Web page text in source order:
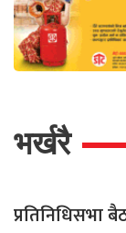
भर्खरै
प्रतिनिधिसभा